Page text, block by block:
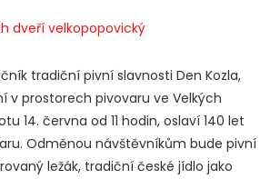
tradiční pivní slavnosti Den Kozla,
v prostorech pivovaru ve Velkých
14. června od 11 hodin, oslaví 140 let
Odměnou návštěvníkům bude pivní
ležák, tradiční české jídlo jako